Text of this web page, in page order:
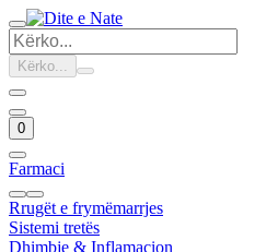
Kërko...
0
Farmaci
Rrugët e frymëmarrjes
Sistemi tretës
Dhimbje & Inflamacion